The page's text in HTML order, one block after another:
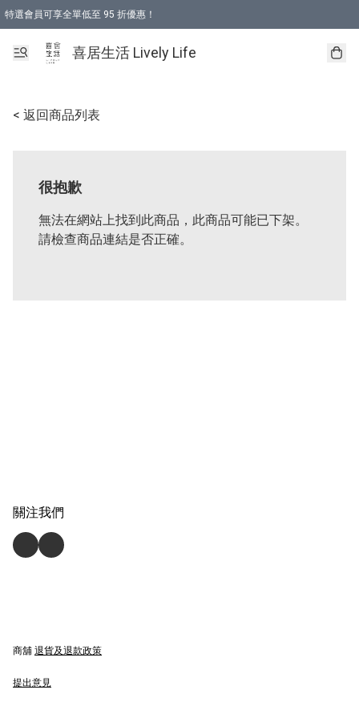
特選會員可享全單低至 95 折優惠！
購物折後滿$600免運費優惠 (減價貨品除外）
購物折後滿$320 即可免費於「順豐站」或「順豐智能櫃」自提點取貨 （冷凍食品
喜居生活 Lively Life
< 返回商品列表
很抱歉
無法在網站上找到此商品，此商品可能已下架。
請檢查商品連結是否正確。
關注我們
商舖 退貨及退款政策
提出意見